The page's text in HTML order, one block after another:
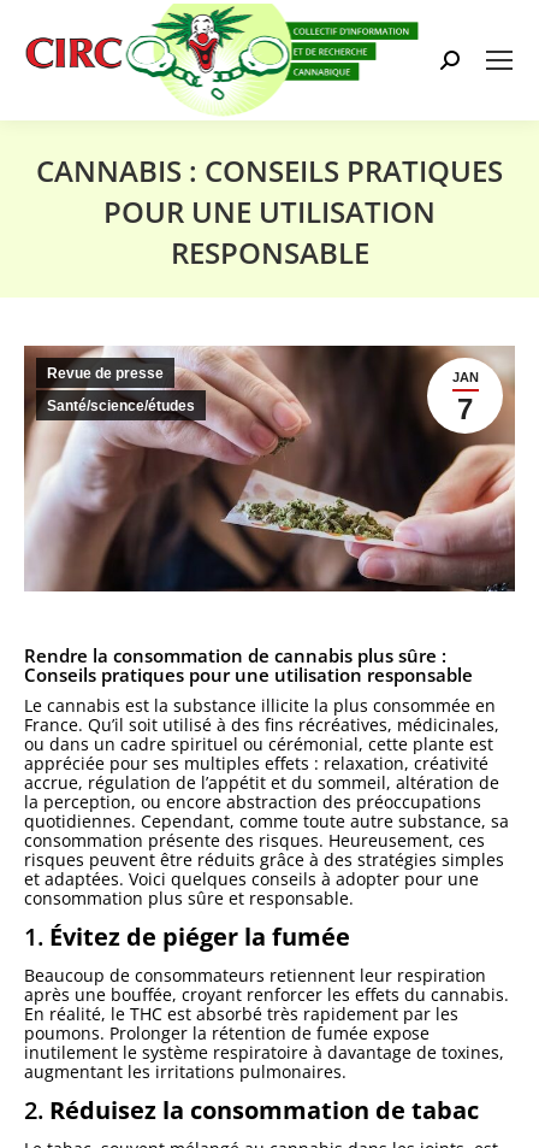
Search:
CANNABIS : CONSEILS PRATIQUES
POUR UNE UTILISATION
RESPONSABLE
JAN
7
Revue de presse
Santé/science/études
Rendre la consommation de cannabis plus sûre :
Conseils pratiques pour une utilisation responsable
Le cannabis est la substance illicite la plus consommée en
France. Qu’il soit utilisé à des fins récréatives, médicinales,
ou dans un cadre spirituel ou cérémonial, cette plante est
appréciée pour ses multiples effets : relaxation, créativité
accrue, régulation de l’appétit et du sommeil, altération de
la perception, ou encore abstraction des préoccupations
quotidiennes. Cependant, comme toute autre substance, sa
consommation présente des risques. Heureusement, ces
risques peuvent être réduits grâce à des stratégies simples
et adaptées. Voici quelques conseils à adopter pour une
consommation plus sûre et responsable.
1. Évitez de piéger la fumée
Beaucoup de consommateurs retiennent leur respiration
après une bouffée, croyant renforcer les effets du cannabis.
En réalité, le THC est absorbé très rapidement par les
poumons. Prolonger la rétention de fumée expose
inutilement le système respiratoire à davantage de toxines,
augmentant les irritations pulmonaires.
2. Réduisez la consommation de tabac